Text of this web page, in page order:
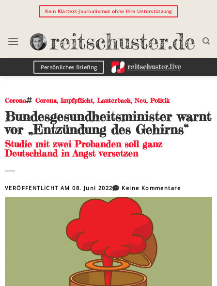
Kein Klartext-Journalismus ohne Ihre Unterstützung
Persönliches Briefing
Corona Corona,Impfpflicht, Lauterbach,Neu,Politik
Bundesgesundheitsminister warnt
vor „Entzündung des Gehirns“
Studie mit zwei Probanden soll ganz
Deutschland in Angst versetzen
VERÖFFENTLICHT AM08. Juni 2022 Keine Kommentare